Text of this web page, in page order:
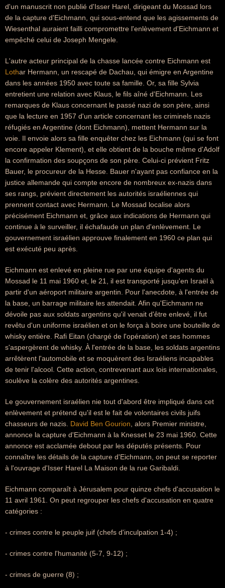
d'un manuscrit non publié d'Isser Harel, dirigeant du Mossad lors
de la capture d'Eichmann, qui sous-entend que les agissements de
Wiesenthal auraient failli compromettre l'enlèvement d'Eichmann et
empêché celui de Joseph Mengele.
L'autre acteur principal de la chasse lancée contre Eichmann est
Lothar Hermann, un rescapé de Dachau, qui émigre en Argentine
dans les années 1950 avec toute sa famille. Or, sa fille Sylvia
entretient une relation avec Klaus, le fils aîné d'Eichmann. Les
remarques de Klaus concernant le passé nazi de son père, ainsi
que la lecture en 1957 d'un article concernant les criminels nazis
réfugiés en Argentine (dont Eichmann), mettent Hermann sur la
voie. Il envoie alors sa fille enquêter chez les Eichmann (qui se font
encore appeler Klement), et elle obtient de la bouche même d'Adolf
la confirmation des soupçons de son père. Celui-ci prévient Fritz
Bauer, le procureur de la Hesse. Bauer n'ayant pas confiance en la
justice allemande qui compte encore de nombreux ex-nazis dans
ses rangs, prévient directement les autorités israéliennes qui
prennent contact avec Hermann. Le Mossad localise alors
précisément Eichmann et, grâce aux indications de Hermann qui
continue à le surveiller, il échafaude un plan d'enlèvement. Le
gouvernement israélien approuve finalement en 1960 ce plan qui
est exécuté peu après.
Eichmann est enlevé en pleine rue par une équipe d'agents du
Mossad le 11 mai 1960 et, le 21, il est transporté jusqu'en Israël à
partir d'un aéroport militaire argentin. Pour l'anecdote, à l'entrée de
la base, un barrage militaire les attendait. Afin qu'Eichmann ne
dévoile pas aux soldats argentins qu'il venait d'être enlevé, il fut
revêtu d'un uniforme israélien et on le força à boire une bouteille de
whisky entière. Rafi Eitan (chargé de l'opération) et ses hommes
s'aspergèrent de whisky. À l'entrée de la base, les soldats argentins
arrêtèrent l'automobile et se moquèrent des Israéliens incapables
de tenir l'alcool. Cette action, contrevenant aux lois internationales,
soulève la colère des autorités argentines.
Le gouvernement israélien nie tout d'abord être impliqué dans cet
enlèvement et prétend qu'il est le fait de volontaires civils juifs
chasseurs de nazis. David Ben Gourion , alors Premier ministre,
annonce la capture d'Eichmann à la Knesset le 23 mai 1960. Cette
annonce est acclamée debout par les députés présents. Pour
connaître les détails de la capture d'Eichmann, on peut se reporter
à l'ouvrage d'Isser Harel La Maison de la rue Garibaldi.
Eichmann comparaît à Jérusalem pour quinze chefs d'accusation le
11 avril 1961. On peut regrouper les chefs d'accusation en quatre
catégories :
- crimes contre le peuple juif (chefs d'inculpation 1-4) ;
- crimes contre l'humanité (5-7, 9-12) ;
- crimes de guerre (8) ;